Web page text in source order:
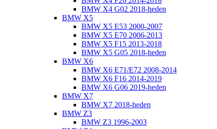
BMW X4 G02 2018-heden
BMW X5
BMW X5 E53 2000-2007
BMW X5 E70 2006-2013
BMW X5 F15 2013-2018
BMW X5 G05 2018-heden
BMW X6
BMW X6 E71/E72 2008-2014
BMW X6 F16 2014-2019
BMW X6 G06 2019-heden
BMW X7
BMW X7 2018-heden
BMW Z3
BMW Z3 1996-2003